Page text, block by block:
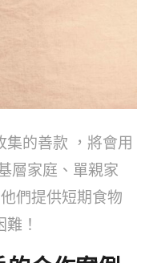
的善款 ，將會用
層家庭、單親家
們提供短期食物
！